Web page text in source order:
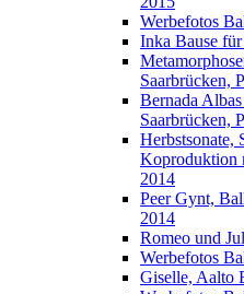
Werbefotos
Inka Bause
Saarbrücken,
Bernada
Saarbrücken,
Herbstsonate,
Koproduktion
2014
Peer Gynt,
2014
Romeo und
Werbefotos
Giselle, Aalto